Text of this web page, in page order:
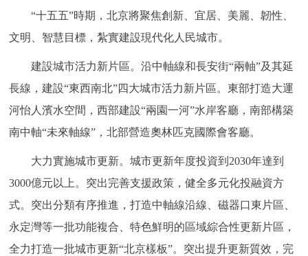
“十五五”時期，北京將聚焦創新、宜居、美麗、韌性、
文明、智慧目標，紮實建設現代化人民城市。
建設城市活力新片區。沿中軸線和長安街“兩軸”及其延
長線，建設“東西南北”四大城市活力新片區。東部打造大運
河怡人濱水空間，西部建設“兩園一河”水岸客廳，南部構築
南中軸“未來軸線”，北部營造奧林匹克國際會客廳。
大力實施城市更新。城市更新年度投資到2030年達到
3000億元以上。突出完善支援政策，健全多元化投融資方
式。突出分類有序推進，打造中軸線沿線、磁器口東片區、
永定灣等一批功能複合、特色鮮明的區域綜合性更新片區，
全力打造一批城市更新“北京樣板”。突出提升更新質效，完